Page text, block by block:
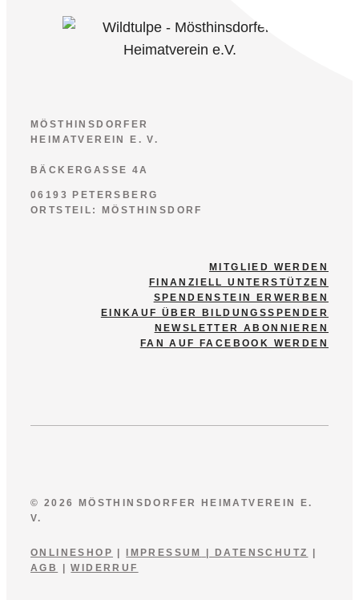
MÖSTHINSDORFER
HEIMATVEREIN E. V.
BÄCKERGASSE 4A
06193 PETERSBERG
ORTSTEIL: MÖSTHINSDORF
MITGLIED WERDEN
FINANZIELL UNTERSTÜTZEN
SPENDENSTEIN ERWERBEN
EINKAUF ÜBER BILDUNGSSPENDER
NEWSLETTER ABONNIEREN
FAN AUF FACEBOOK WERDEN
© 2026 MÖSTHINSDORFER HEIMATVEREIN E.
V.
ONLINESHOP |IMPRESSUM |DATENSCHUTZ
|
AGB
|WIDERRUF